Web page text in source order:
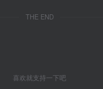
THE END
喜欢就支持一下吧